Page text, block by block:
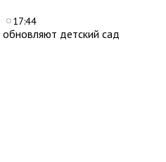
17:44
детский сад